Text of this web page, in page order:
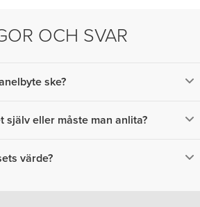
OCH SVAR
ske?
själv eller måste man anlita?
som du har tillgång till. Att göra det
osäker är det bättre att ta hjälp av
värde?